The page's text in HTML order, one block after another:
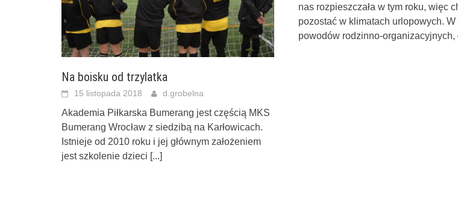
Na boisku od trzylatka
15 listopada 2018 d.grobelna
Akademia Piłkarska Bumerang jest częścią MKS
Bumerang Wrocław z siedzibą na Karłowicach.
Istnieje od 2010 roku i jej głównym założeniem
jest szkolenie dzieci [...]
nas rozpieszczała w tym roku, więc
pozostać w klimatach urlopowych. W
powodów rodzinno-organizacyjnych,